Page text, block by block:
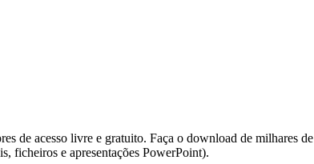
de acesso livre e gratuito. Faça o download de milhares de
ficheiros e apresentações PowerPoint).